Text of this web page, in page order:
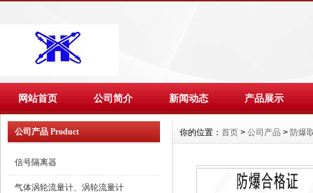
网站首页 公司简介 新闻动态 产品展示
公司产品 Product
信号隔离器
气体涡轮流量计、涡轮流量计
你的位置： 首页 > 公司产品 > 防爆